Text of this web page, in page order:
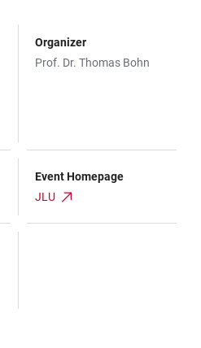
Organizer
Prof. Dr. Thomas Bohn
Event Homepage
JLU